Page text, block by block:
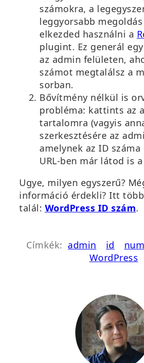
számokra, a
leggyorsabb megoldás
elkezded használni a
plugint. Ez generál
az admin felületen,
számot megtalálsz a
sorban.
Bővítmény nélkül is
probléma: kattints az
tartalomra (vagyis
szerkesztésére az
amelynek az ID száma
URL-ben már látod is
Ugye, milyen egyszerű?
információ érdekli? Itt
talál: WordPress ID szám.
Címkék: admin id
WordPress